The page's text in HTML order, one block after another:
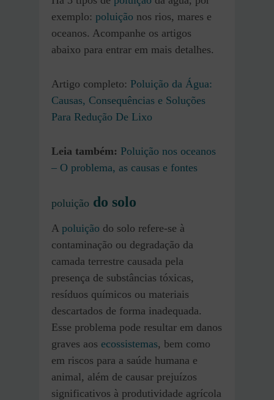
exemplo: poluição nos rios, mares e
oceanos. Acompanhe os artigos
abaixo para entrar em mais detalhes.
Artigo completo: Poluição da Água:
Causas, Consequências e Soluções
Para Redução De Lixo
Leia também: Poluição nos oceanos
– O problema, as causas e fontes
poluição do solo
A poluição do solo refere-se à
contaminação ou degradação da
camada terrestre causada pela
presença de substâncias tóxicas,
resíduos químicos ou materiais
descartados de forma inadequada.
Esse problema pode resultar em danos
graves aos ecossistemas, bem como
em riscos para a saúde humana e
animal, além de causar prejuízos
significativos à produtividade agrícola